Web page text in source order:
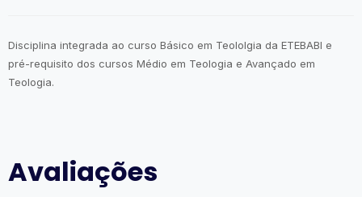
Disciplina integrada ao curso Básico em Teololgia da ETEBABI e
pré-requisito dos cursos Médio em Teologia e Avançado em
Teologia.
Avaliações